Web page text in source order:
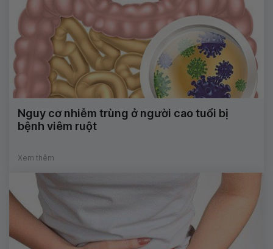
Nguy cơ nhiễm trùng ở người cao tuổi bị
bệnh viêm ruột
Xem thêm